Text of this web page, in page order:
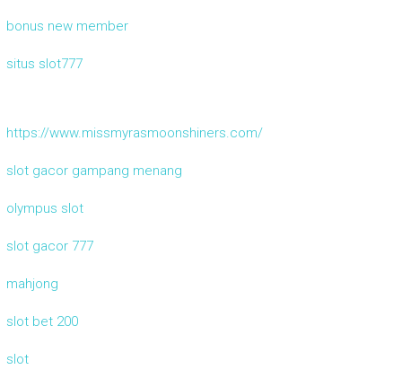
bonus new member
situs slot777
https://www.missmyrasmoonshiners.com/
slot gacor gampang menang
olympus slot
slot gacor 777
mahjong
slot bet 200
slot